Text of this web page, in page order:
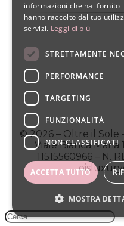
© 2026 – Oltre il Sole
Viale Bianca Maria
11515560966 – N.
informazioni che hai fornito
hanno raccolto dal tuo
servizi. Leggi di più
STRETTAMENTE
PERFORMANCE
TARGETING
FUNZIONALITÀ
NON CLASSIFICATI
ACCETTA TUTTO
MOSTRA